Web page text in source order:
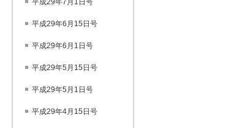
平成29年7月1日号
平成29年6月15日号
平成29年6月1日号
平成29年5月15日号
平成29年5月1日号
平成29年4月15日号